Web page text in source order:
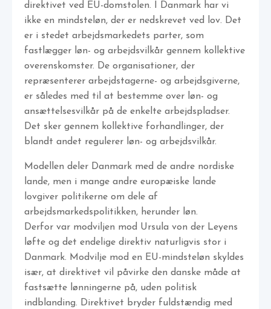
direktivet ved EU-domstolen. I Danmark har vi
ikke en mindsteløn, der er nedskrevet ved lov. Det
er i stedet arbejdsmarkedets parter, som
fastlægger løn- og arbejdsvilkår gennem kollektive
overenskomster. De organisationer, der
repræsenterer arbejdstagerne- og arbejdsgiverne,
er således med til at bestemme over løn- og
ansættelsesvilkår på de enkelte arbejdspladser.
Det sker gennem kollektive forhandlinger, der
blandt andet regulerer løn- og arbejdsvilkår.
Modellen deler Danmark med de andre nordiske
lande, men i mange andre europæiske lande
lovgiver politikerne om dele af
arbejdsmarkedspolitikken, herunder løn.
Derfor var modviljen mod Ursula von der Leyens
løfte og det endelige direktiv naturligvis stor i
Danmark. Modvilje mod en EU-mindsteløn skyldes
især, at direktivet vil påvirke den danske måde at
fastsætte lønningerne på, uden politisk
indblanding. Direktivet bryder fuldstændig med